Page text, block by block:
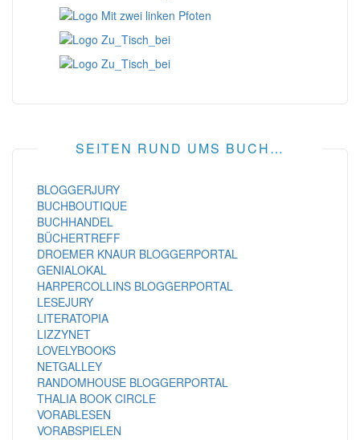
SEITEN RUND UMS BUCH…
BLOGGERJURY
BUCHBOUTIQUE
BUCHHANDEL
BÜCHERTREFF
DROEMER KNAUR BLOGGERPORTAL
GENIALOKAL
HARPERCOLLINS BLOGGERPORTAL
LESEJURY
LITERATOPIA
LIZZYNET
LOVELYBOOKS
NETGALLEY
RANDOMHOUSE BLOGGERPORTAL
THALIA BOOK CIRCLE
VORABLESEN
VORABSPIELEN